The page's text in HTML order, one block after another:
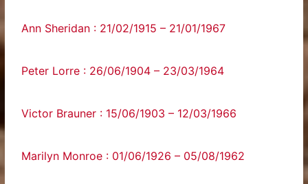
Ann Sheridan : 21/02/1915 – 21/01/1967
Peter Lorre : 26/06/1904 – 23/03/1964
Victor Brauner : 15/06/1903 – 12/03/1966
Marilyn Monroe : 01/06/1926 – 05/08/1962